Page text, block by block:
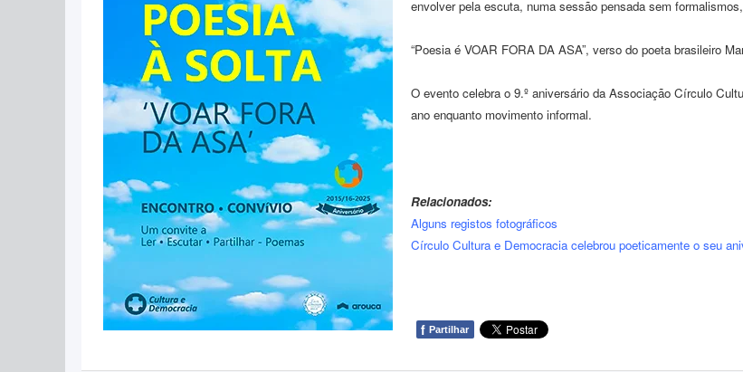
envolver pela escuta, numa sessão pensada sem
“Poesia é VOAR FORA DA ASA”, verso do poeta brasileiro
O evento celebra o 9.º aniversário da Associação Círculo
ano enquanto movimento informal.
Relacionados:
Alguns registos fotográficos
Círculo Cultura e Democracia celebrou poeticamente o seu
f Partilhar